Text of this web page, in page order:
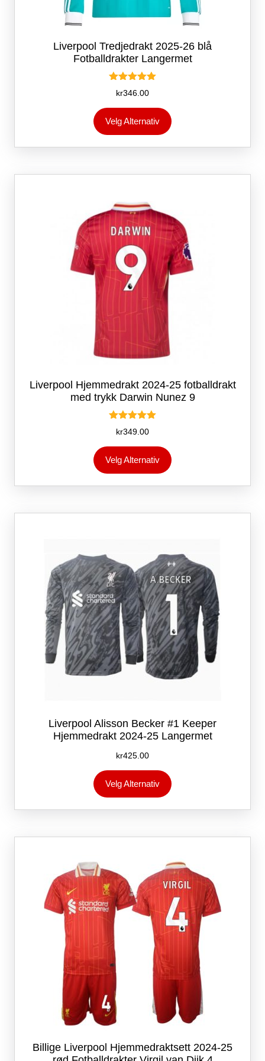
Liverpool Tredjedrakt 2025-26 blå
Fotballdrakter Langermet
Vurdert
5.00
av 5
kr346.00
Velg Alternativ
produktet
flere
Alternativene
på
produktsiden
Liverpool Hjemmedrakt 2024-25 fotballdrakt
med trykk Darwin Nunez 9
Vurdert
5.00
av 5
kr349.00
Velg Alternativ
produktet
flere
Alternativene
på
produktsiden
Liverpool Alisson Becker #1 Keeper
Hjemmedrakt 2024-25 Langermet
kr425.00
Velg Alternativ
produktet
flere
Alternativene
velges
på
produktsiden
Billige Liverpool Hjemmedraktsett 2024-25